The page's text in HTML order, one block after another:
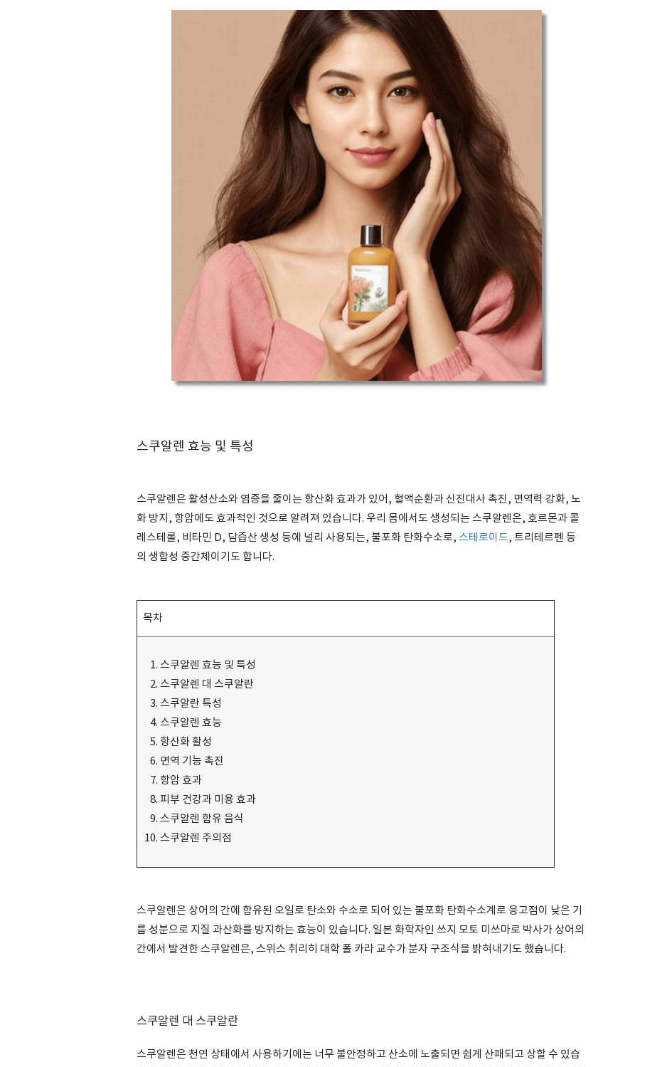
스쿠알렌 효능 및 특성
스쿠알렌은 활성산소와 염증을 줄이는 항산화 효과가 있어, 혈액순환과 신진대사 촉진, 면역력 강화, 노
화 방지, 항암에도 효과적인 것으로 알려져 있습니다. 우리 몸에서도 생성되는 스쿠알렌은, 호르몬과 콜
레스테롤, 비타민 D, 담즙산 생성 등에 널리 사용되는, 불포화 탄화수소로, 스테로이드, 트리테르펜 등
의 생합성 중간체이기도 합니다.
목차
스쿠알렌 효능 및 특성
스쿠알렌 대 스쿠알란
스쿠알란 특성
스쿠알렌 효능
항산화 활성
면역 기능 촉진
항암 효과
피부 건강과 미용 효과
스쿠알렌 함유 음식
스쿠알렌 주의점
스쿠알렌은 상어의 간에 함유된 오일로 탄소와 수소로 되어 있는 불포화 탄화수소계로 응고점이 낮은 기
름 성분으로 지질 과산화를 방지하는 효능이 있습니다. 일본 화학자인 쓰지 모토 미쓰마로 박사가 상어의
간에서 발견한 스쿠알렌은, 스위스 취리히 대학 폴 카라 교수가 분자 구조식을 밝혀내기도 했습니다.
스쿠알렌 대 스쿠알란
스쿠알렌은 천연 상태에서 사용하기에는 너무 불안정하고 산소에 노출되면 쉽게 산패되고 상할 수 있습